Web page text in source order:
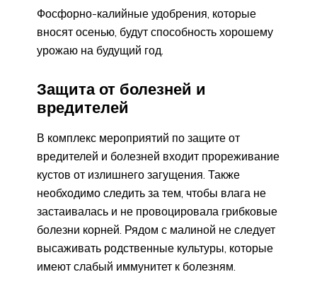
Фосфорно-калийные удобрения, которые
вносят осенью, будут способность хорошему
урожаю на будущий год.
Защита от болезней и
вредителей
В комплекс мероприятий по защите от
вредителей и болезней входит прореживание
кустов от излишнего загущения. Также
необходимо следить за тем, чтобы влага не
застаивалась и не провоцировала грибковые
болезни корней. Рядом с малиной не следует
высаживать родственные культуры, которые
имеют слабый иммунитет к болезням.